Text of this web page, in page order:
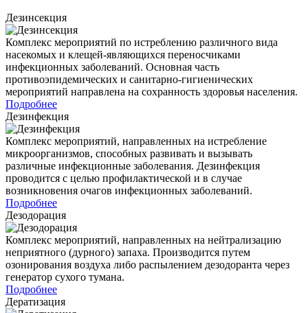
Дезинсекция
Комплекс мероприятий по истреблению различного вида
насекомых и клещей-являющихся переносчиками
инфекционных заболеваний. Основная часть
противоэпидемических и санитарно-гигиенических
мероприятий направлена на сохранность здоровья населения.
Подробнее
Дезинфекция
Комплекс мероприятий, направленных на истребление
микроорганизмов, способных развивать и вызывать
различные инфекционные заболевания. Дезинфекция
проводится с целью профилактической и в случае
возникновения очагов инфекционных заболеваний.
Подробнее
Дезодорация
Комплекс мероприятий, направленных на нейтрализацию
неприятного (дурного) запаха. Производится путем
озонирования воздуха либо распылением дезодоранта через
генератор сухого тумана.
Подробнее
Дератизация